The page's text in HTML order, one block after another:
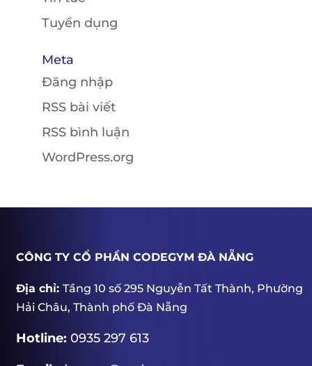
Tuyển dụng
Meta
Đăng nhập
RSS bài viết
RSS bình luận
WordPress.org
CÔNG TY CỔ PHẦN CODEGYM ĐÀ NẴNG
Địa chỉ: Tầng 10 số 295 Nguyễn Tất Thành, Phường
Hải Châu, Thành phố Đà Nẵng
Hotline: 0935 297 613